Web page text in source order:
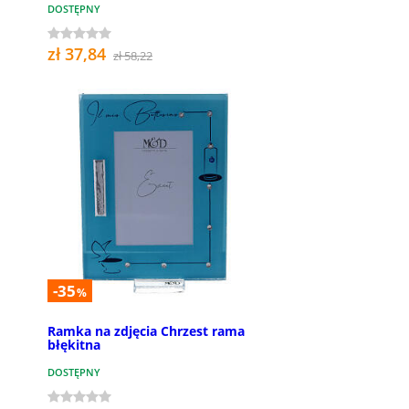
DOSTĘPNY
zł 37,84 zł 58,22
-35%
Ramka na zdjęcia Chrzest rama
błękitna
DOSTĘPNY